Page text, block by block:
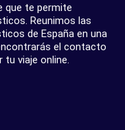
que te permite
Reunimos las
de España en una
el contacto
viaje online.